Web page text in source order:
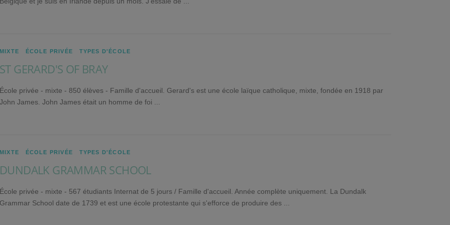
MIXTE ÉCOLE PRIVÉE TYPES D'ÉCOLE
ST GERARD'S OF BRAY
École privée - mixte - 850 élèves - Famille d'accueil. Gerard's est une école laïque catholique, mixte, fondée en 1918 par
John James. John James était un homme de foi ...
MIXTE ÉCOLE PRIVÉE TYPES D'ÉCOLE
DUNDALK GRAMMAR SCHOOL
École privée - mixte - 567 étudiants Internat de 5 jours / Famille d'accueil. Année complète uniquement. La Dundalk
Grammar School date de 1739 et est une école protestante qui s'efforce de produire des ...